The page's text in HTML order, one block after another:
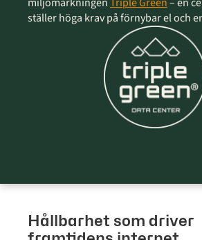
miljömärkningenTriple Green– en
ställer höga krav på förnybar el och
Hållbarhet som driver